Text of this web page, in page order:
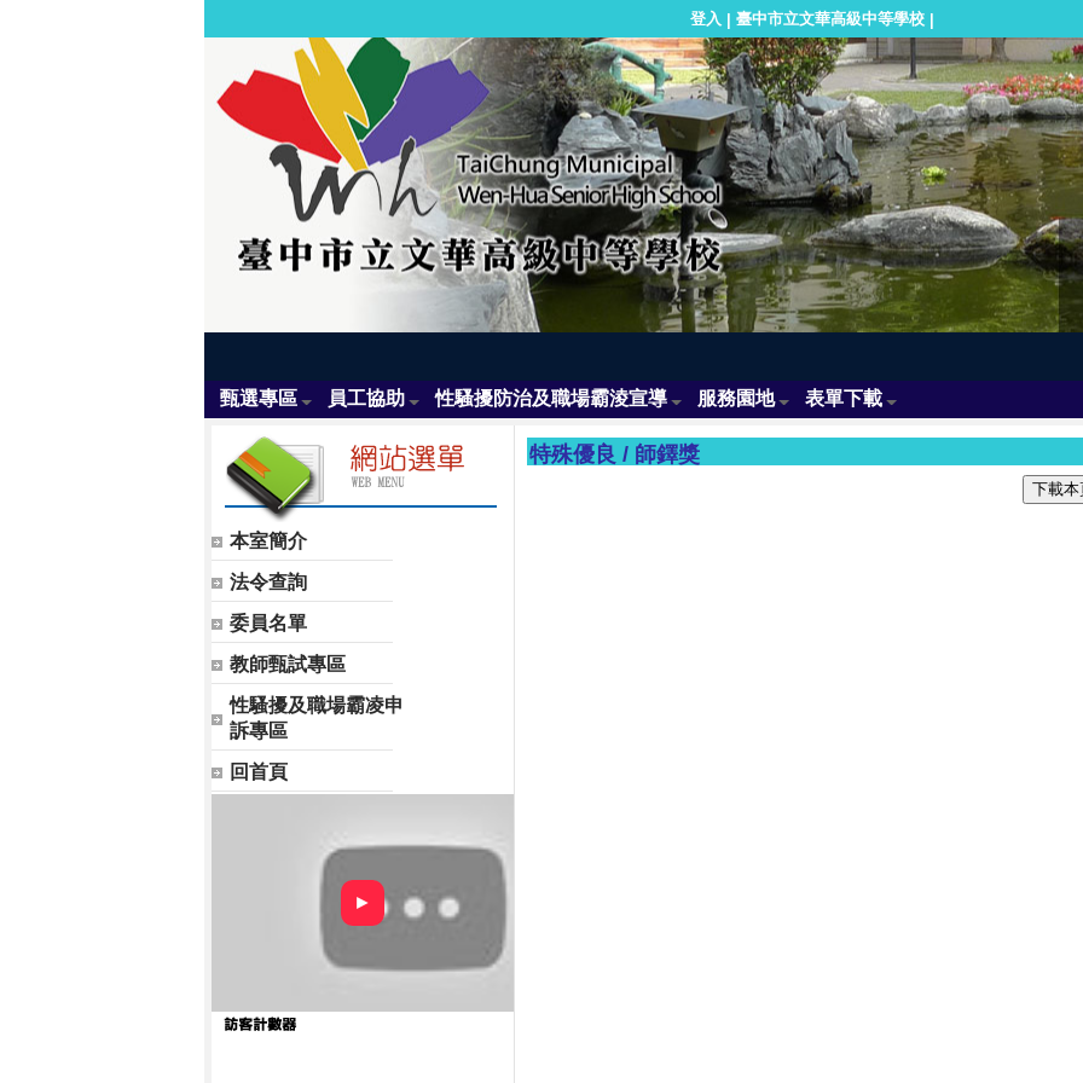
登入 | 臺中市立文華高級中等學校 |
甄選專區 員工協助 性騷擾防治及職場霸淩宣導 服務園地 表單下載
本室簡介
法令查詢
委員名單
教師甄試專區
性騷擾及職場霸凌申
訴專區
回首頁
►
特殊優良 / 師鐸獎
下載